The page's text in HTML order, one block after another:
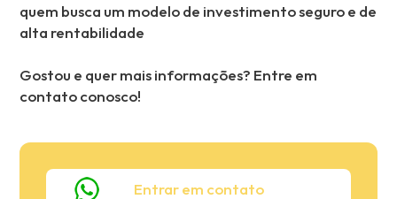
quem busca um modelo de investimento seguro e de
alta rentabilidade
Gostou e quer mais informações? Entre em
contato conosco!
Entrar em contato